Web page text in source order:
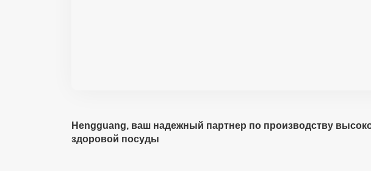
Hengguang, ваш надежный партнер по производству
здоровой посуды